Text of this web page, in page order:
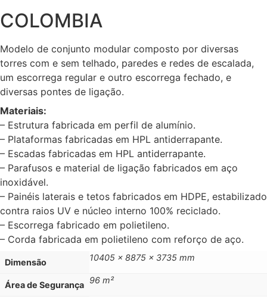
COLOMBIA
Modelo de conjunto modular composto por diversas
torres com e sem telhado, paredes e redes de escalada,
um escorrega regular e outro escorrega fechado, e
diversas pontes de ligação.
Materiais:
– Estrutura fabricada em perfil de alumínio.
– Plataformas fabricadas em HPL antiderrapante.
– Escadas fabricadas em HPL antiderrapante.
– Parafusos e material de ligação fabricados em aço
inoxidável.
– Painéis laterais e tetos fabricados em HDPE, estabilizado
contra raios UV e núcleo interno 100% reciclado.
– Escorrega fabricado em polietileno.
– Corda fabricada em polietileno com reforço de aço.
Dimensão 10405 x 8875 x 3735 mm
Área de Segurança 96 m²